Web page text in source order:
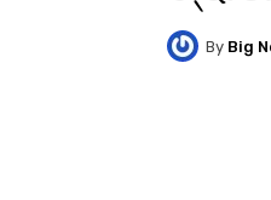
By Big